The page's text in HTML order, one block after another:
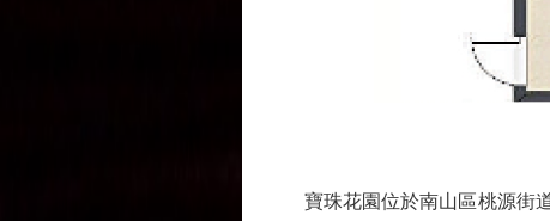
寶珠花園位於南山區桃源街道